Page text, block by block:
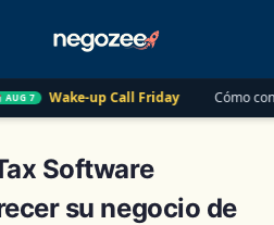
Friday Cómo convertir un cliente
Software
su negocio de